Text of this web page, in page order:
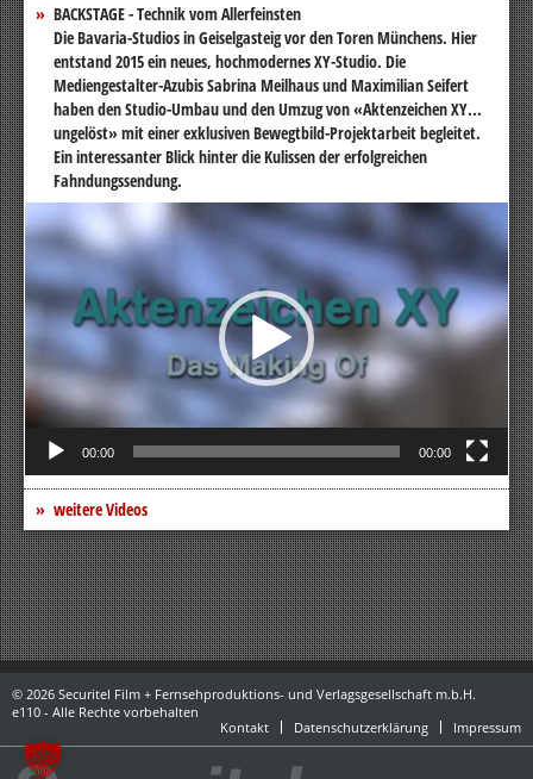
BACKSTAGE - Technik vom Allerfeinsten
Die Bavaria-Studios in Geiselgasteig vor den Toren Münchens. Hier
entstand 2015 ein neues, hochmodernes XY-Studio. Die
Mediengestalter-Azubis Sabrina Meilhaus und Maximilian Seifert
haben den Studio-Umbau und den Umzug von «Aktenzeichen XY...
ungelöst» mit einer exklusiven Bewegtbild-Projektarbeit begleitet.
Ein interessanter Blick hinter die Kulissen der erfolgreichen
Fahndungssendung.
Video-
Player
00:00 00:00
weitere Videos
© 2026 Securitel Film + Fernsehproduktions- und Verlagsgesellschaft m.b.H.
e110 - Alle Rechte vorbehalten
Kontakt
Datenschutzerklärung Impressum